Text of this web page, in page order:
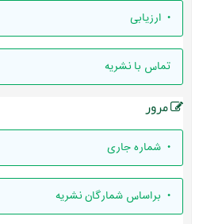
• ارزيابی
تماس با نشریه
مرور
• شماره جاری
• براساس شمارگان نشریه